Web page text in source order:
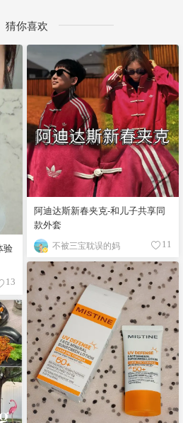
猜你喜欢
验
13
阿迪达斯新春夹克-和儿子共享同
款外套
不被三宝耽误的妈 11